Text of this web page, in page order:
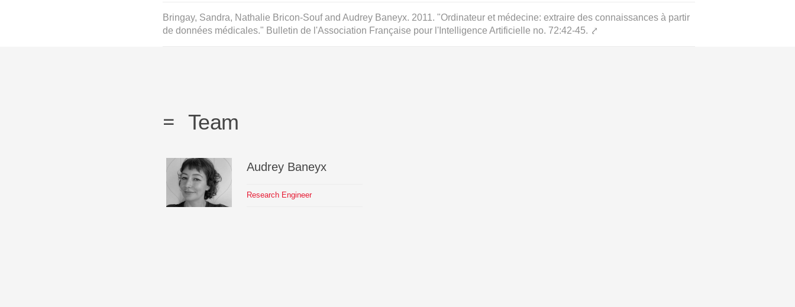
Bringay, Sandra, Nathalie Bricon-Souf and Audrey Baneyx. 2011. "Ordinateur et médecine: extraire des connaissances à partir
de données médicales." Bulletin de l'Association Française pour l'Intelligence Artificielle no. 72:42-45. ⤤
Team
Audrey Baneyx
Research Engineer